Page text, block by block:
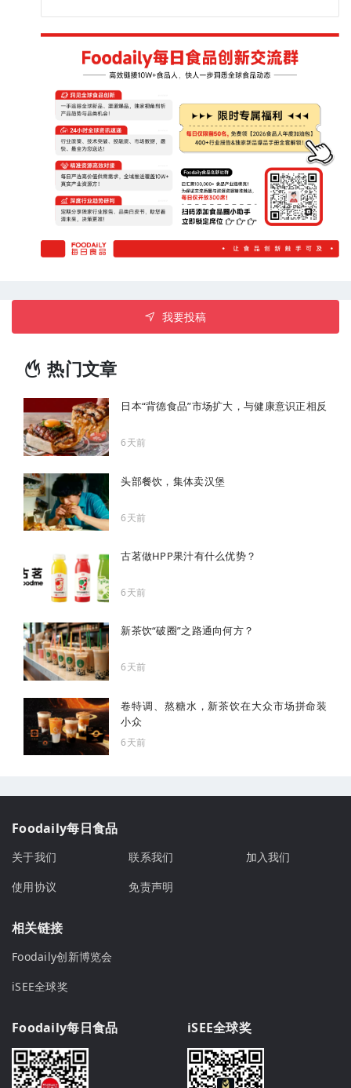
Millennium Food-Tech参投，资金将用于加速酵母发酵色素的
商业化进程。该公司以酵母细胞为生产基础，利用发酵技术打
造天然食品着色剂，以经济高效的方式将生物技术制备的高品
质食用色素推向食品市场。（来源：生物制造圈）
我要投稿
热门文章
日本“背德食品”市场扩大，与健康意识正相反
6天前
头部餐饮，集体卖汉堡
6天前
古茗做HPP果汁有什么优势？
6天前
新茶饮“破圈”之路通向何方？
6天前
卷特调、熬糖水，新茶饮在大众市场拼命装
小众
6天前
Foodaily每日食品
关于我们 联系我们
加入我们
使用协议
免责声明
相关链接
Foodaily创新博览会
iSEE全球奖
Foodaily每日食品 iSEE全球奖